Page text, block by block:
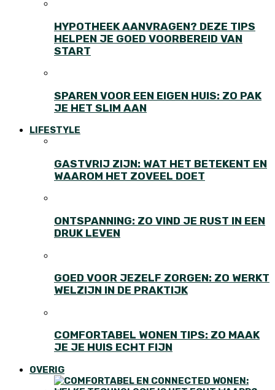
HYPOTHEEK AANVRAGEN? DEZE TIPS
HELPEN JE GOED VOORBEREID VAN
START
SPAREN VOOR EEN EIGEN HUIS: ZO PAK
JE HET SLIM AAN
LIFESTYLE
GASTVRIJ ZIJN: WAT HET BETEKENT EN
WAAROM HET ZOVEEL DOET
ONTSPANNING: ZO VIND JE RUST IN EEN
DRUK LEVEN
GOED VOOR JEZELF ZORGEN: ZO WERKT
WELZIJN IN DE PRAKTIJK
COMFORTABEL WONEN TIPS: ZO MAAK
JE JE HUIS ECHT FIJN
OVERIG